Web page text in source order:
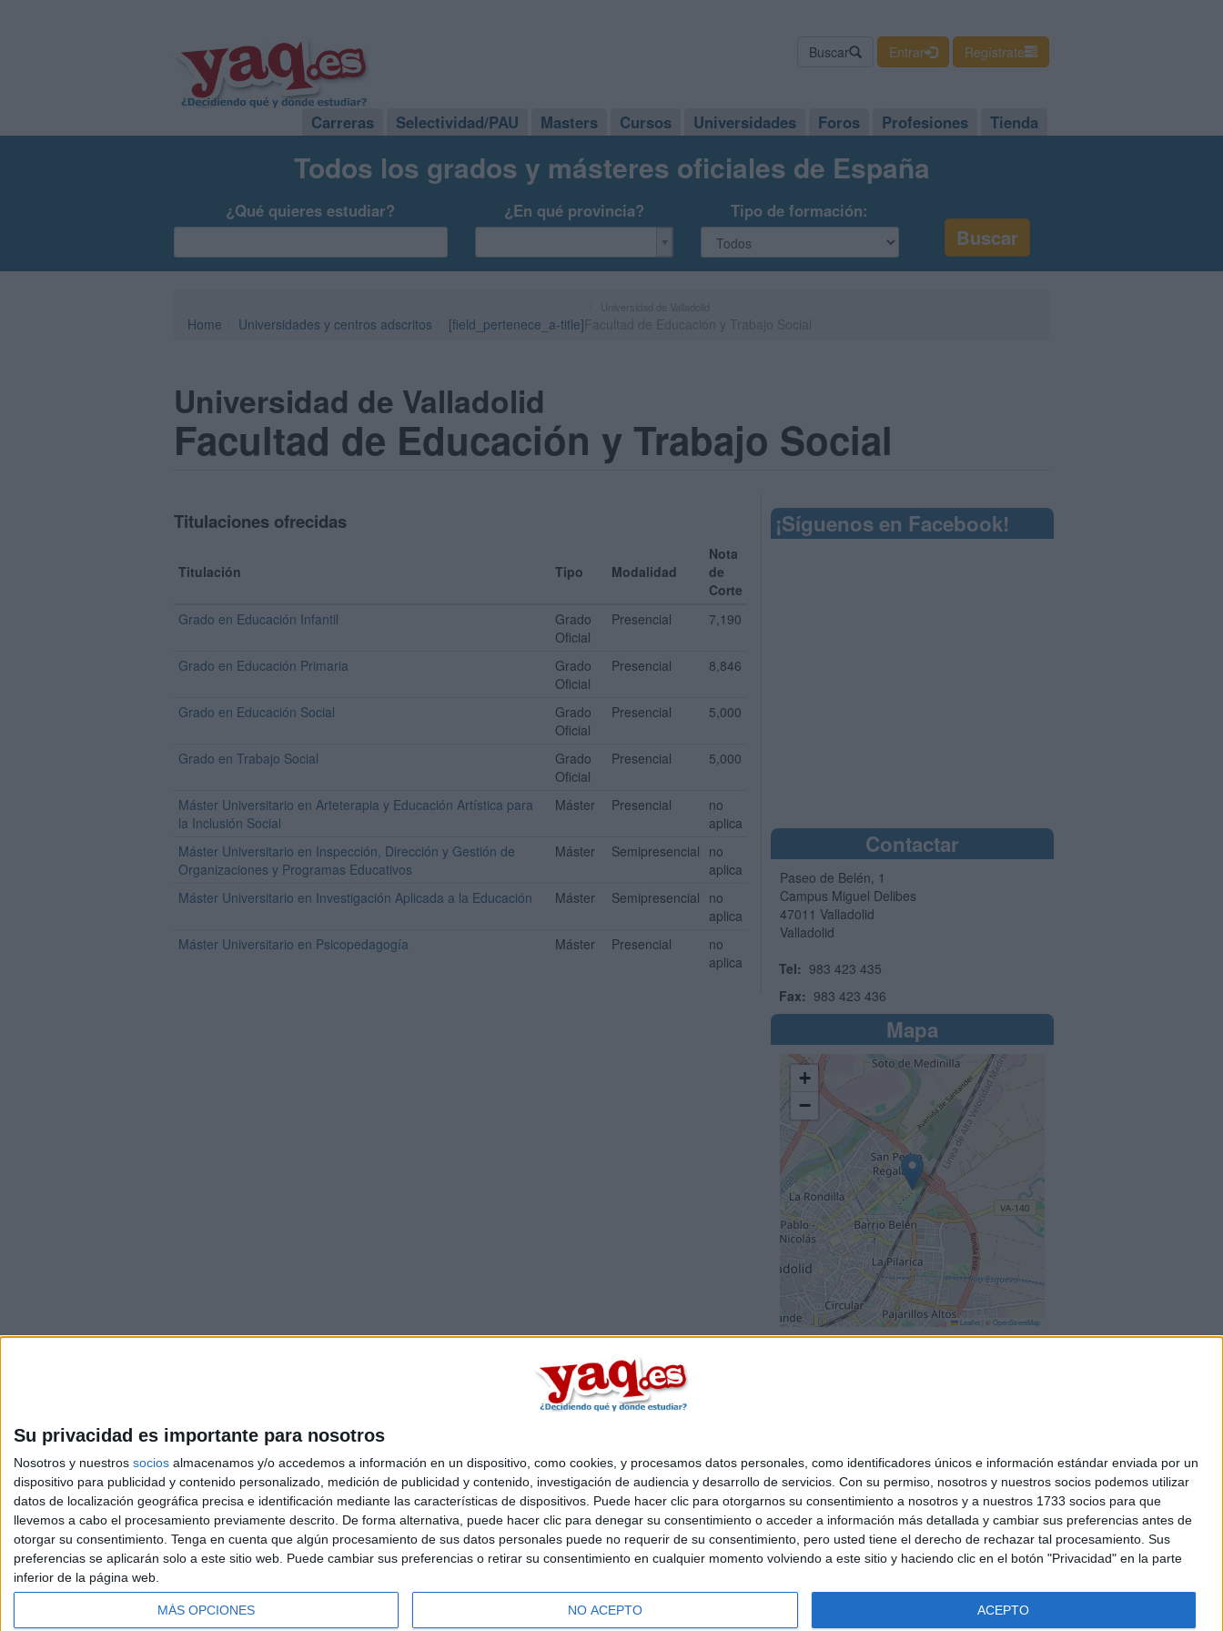
Su privacidad es importante para nosotros
Nosotros y nuestros socios almacenamos y/o accedemos a información en un dispositivo, como cookies, y procesamos datos personales, como identificadores únicos e información estándar enviada por un
dispositivo para publicidad y contenido personalizado, medición de publicidad y contenido, investigación de audiencia y desarrollo de servicios. Con su permiso, nosotros y nuestros socios podemos utilizar
datos de localización geográfica precisa e identificación mediante las características de dispositivos. Puede hacer clic para otorgarnos su consentimiento a nosotros y a nuestros 1733 socios para que
llevemos a cabo el procesamiento previamente descrito. De forma alternativa, puede hacer clic para denegar su consentimiento o acceder a información más detallada y cambiar sus preferencias antes de
otorgar su consentimiento. Tenga en cuenta que algún procesamiento de sus datos personales puede no requerir de su consentimiento, pero usted tiene el derecho de rechazar tal procesamiento. Sus
preferencias se aplicarán solo a este sitio web. Puede cambiar sus preferencias o retirar su consentimiento en cualquier momento volviendo a este sitio y haciendo clic en el botón "Privacidad" en la parte
inferior de la página web.
MÁS OPCIONES NO ACEPTO ACEPTO
Buscar Entrar Regístrate
Carreras Selectividad/PAU Masters Cursos Universidades Foros Profesiones Tienda
Todos los grados y másteres oficiales de España
¿Qué quieres estudiar? ¿En qué provincia? Tipo de formación:
Home Universidades y centros adscritos [field_pertenece_a-title]
Universidad de Valladolid
Facultad de Educación y Trabajo Social
Titulaciones ofrecidas
Titulación Tipo Modalidad
Nota
de
Corte
Grado en Educación Infantil
Grado
Oficial
Presencial 7,190
Grado en Educación Primaria
Grado
Oficial
Presencial 8,846
Grado en Educación Social
Grado
Oficial
Presencial 5,000
Grado en Trabajo Social
Grado
Oficial
Presencial 5,000
Máster Universitario en Arteterapia y Educación Artística para
la Inclusión Social
Máster Presencial
no
aplica
Máster Universitario en Inspección, Dirección y Gestión de
Organizaciones y Programas Educativos
Máster Semipresencial no
aplica
Máster Universitario en Investigación Aplicada a la Educación
Máster Semipresencial no
aplica
Máster Universitario en Psicopedagogía
Máster Presencial
no
aplica
¡Síguenos en Facebook!
Contactar
Paseo de Belén, 1
Campus Miguel Delibes
47011 Valladolid
Valladolid
Tel: 983 423 435
Fax: 983 423 436
Mapa
+
−
Leaflet © OpenStreetMap
Quiénes somos|Contactar|Anúnciate
Aviso legal|Politica de privacidad|Condiciones generales|Política de cookies
© 2003-2026Compás Mediterráneo S.L.- Diego de León 47 - 28006 Madrid [ESPAÑA] - Tel. +34 91 593 2767